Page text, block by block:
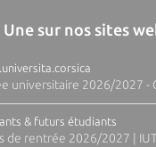
Une sur nos sites
universitaire 2026/2027 -
& futurs étudiants
de rentrée 2026/2027 |